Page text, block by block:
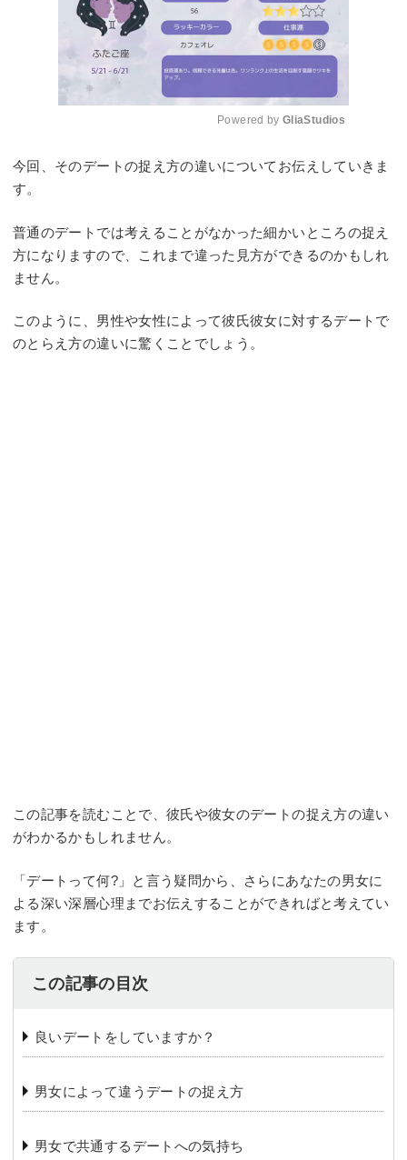
Powered by GliaStudios
今回、そのデートの捉え方の違いについてお伝えしていきま
す。
普通のデートでは考えることがなかった細かいところの捉え
方になりますので、これまで違った見方ができるのかもしれ
ません。
このように、男性や女性によって彼氏彼女に対するデートで
のとらえ方の違いに驚くことでしょう。
この記事を読むことで、彼氏や彼女のデートの捉え方の違い
がわかるかもしれません。
「デートって何?」と言う疑問から、さらにあなたの男女に
よる深い深層心理までお伝えすることができればと考えてい
ます。
この記事の目次
良いデートをしていますか？
男女によって違うデートの捉え方
男女で共通するデートへの気持ち